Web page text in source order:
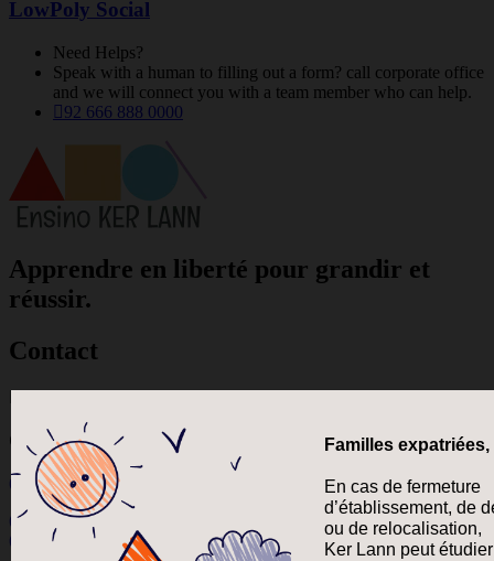
LowPoly Social
Need Helps?
Speak with a human to filling out a form? call corporate office
and we will connect you with a team member who can help.
92 666 888 0000
Apprendre en liberté pour grandir et
réussir.
Contact
Contactez-nous
(+351) 926 655 002
(+33) 060 875 0648
(+33) 067 156 2609